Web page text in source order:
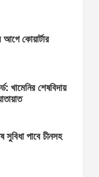
আগে কোয়ার্টার
খামেনির শেষবিদায়
সুবিধা পাবে চীনসহ